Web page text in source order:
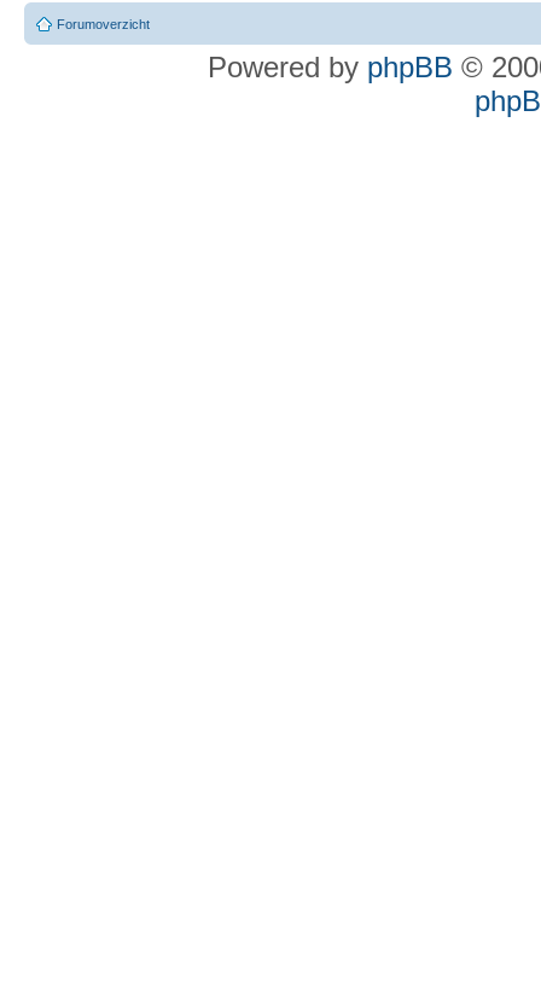
Forumoverzicht
Powered by phpBB ©